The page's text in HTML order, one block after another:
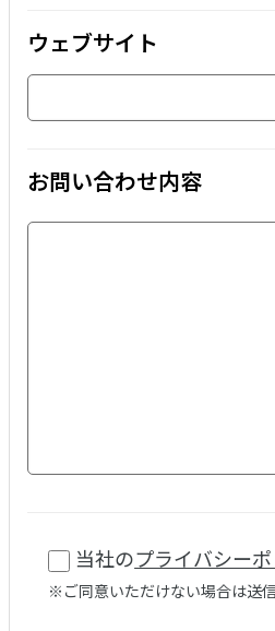
ウェブサイト
お問い合わせ内容
当社のプライバシー
※ご同意いただけない場合は送信